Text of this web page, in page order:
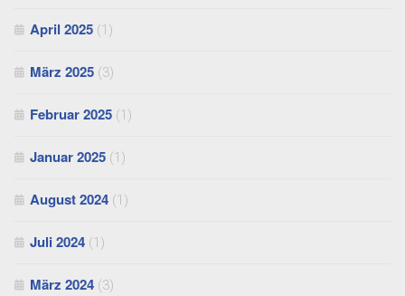
April 2025 (1)
März 2025 (3)
Februar 2025 (1)
Januar 2025 (1)
August 2024 (1)
Juli 2024 (1)
März 2024 (3)